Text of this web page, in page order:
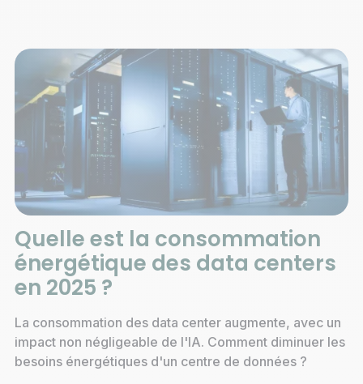
Quelle est la consommation
énergétique des data centers
en 2025 ?
La consommation des data center augmente, avec un
impact non négligeable de l'IA. Comment diminuer les
besoins énergétiques d'un centre de données ?